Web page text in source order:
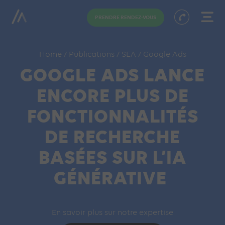
PRENDRE RENDEZ-VOUS
Home / Publications / SEA / Google Ads
GOOGLE ADS LANCE
ENCORE PLUS DE
FONCTIONNALITÉS
DE RECHERCHE
BASÉES SUR L’IA
GÉNÉRATIVE
En savoir plus sur notre expertise